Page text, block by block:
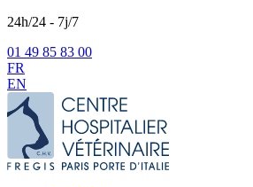
24h/24 - 7j/7
01 49 85 83 00
FR
EN